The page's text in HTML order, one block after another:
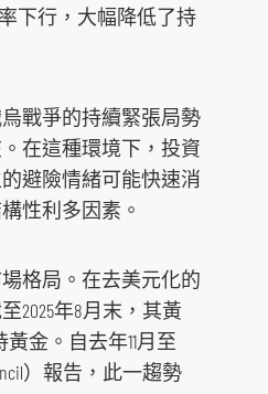
i
l
a
t
r
下行，大幅降低了持
戰爭的持續緊張局勢
在這種環境下，投資
避險情緒可能快速消
性利多因素。
格局。在去美元化的
2025年8月末，其黃
金。自去年11月至
）報告，此一趨勢